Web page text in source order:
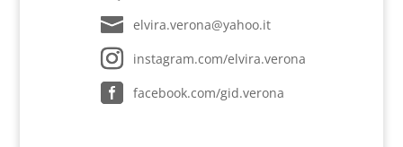
elvira.verona@yahoo.it
instagram.com/elvira.verona
facebook.com/gid.verona